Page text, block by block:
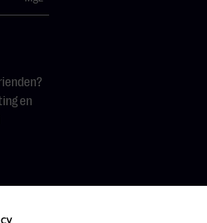
en